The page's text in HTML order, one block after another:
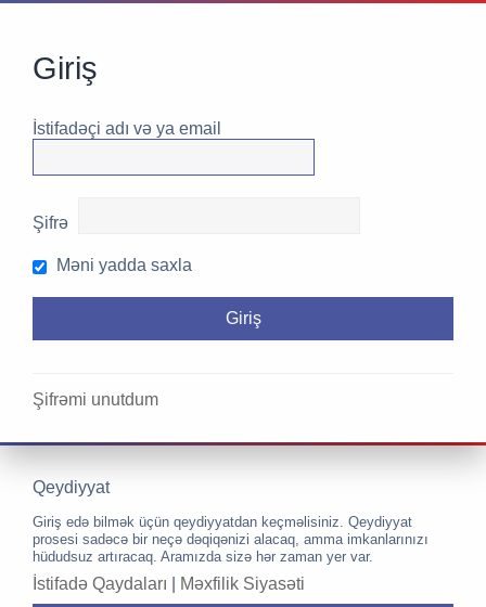
Giriş
İstifadəçi adı və ya email
Şifrə
Məni yadda saxla
Şifrəmi unutdum
Qeydiyyat
Giriş edə bilmək üçün qeydiyyatdan keçməlisiniz. Qeydiyyat
prosesi sadəcə bir neçə dəqiqənizi alacaq, amma imkanlarınızı
hüdudsuz artıracaq. Aramızda sizə hər zaman yer var.
İstifadə Qaydaları Məxfilik Siyasəti